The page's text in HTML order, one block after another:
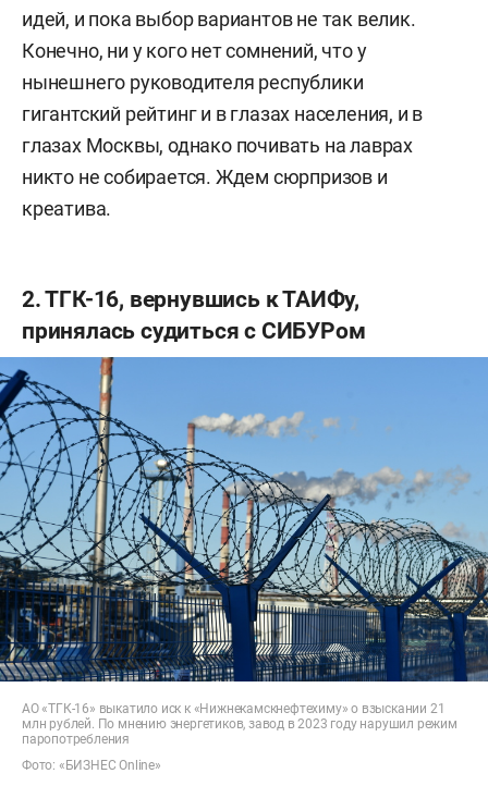
идей, и пока выбор вариантов не так велик.
Конечно, ни у кого нет сомнений, что у
нынешнего руководителя республики
гигантский рейтинг и в глазах населения, и в
глазах Москвы, однако почивать на лаврах
никто не собирается. Ждем сюрпризов и
креатива.
2. ТГК-16, вернувшись к ТАИФу,
принялась судиться с СИБУРом
АО «ТГК-16» выкатило иск к «Нижнекамскнефтехиму» о взыскании 21
млн рублей. По мнению энергетиков, завод в 2023 году нарушил режим
паропотребления
Фото: «БИЗНЕС Online»